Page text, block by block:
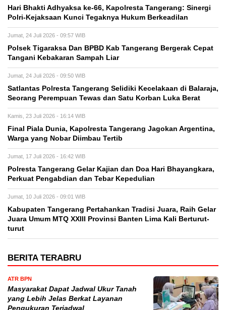
Hari Bhakti Adhyaksa ke-66, Kapolresta Tangerang: Sinergi
Polri-Kejaksaan Kunci Tegaknya Hukum Berkeadilan
Jumat, 24 Juli 2026 - 09:57 WIB
Polsek Tigaraksa Dan BPBD Kab Tangerang Bergerak Cepat
Tangani Kebakaran Sampah Liar
Jumat, 24 Juli 2026 - 09:50 WIB
Satlantas Polresta Tangerang Selidiki Kecelakaan di Balaraja,
Seorang Perempuan Tewas dan Satu Korban Luka Berat
Kamis, 23 Juli 2026 - 16:14 WIB
Final Piala Dunia, Kapolresta Tangerang Jagokan Argentina,
Warga yang Nobar Diimbau Tertib
Jumat, 17 Juli 2026 - 16:42 WIB
Polresta Tangerang Gelar Kajian dan Doa Hari Bhayangkara,
Perkuat Pengabdian dan Tebar Kepedulian
Jumat, 10 Juli 2026 - 09:01 WIB
Kabupaten Tangerang Pertahankan Tradisi Juara, Raih Gelar
Juara Umum MTQ XXIII Provinsi Banten Lima Kali Berturut-
turut
BERITA TERABRU
ATR BPN
Masyarakat Dapat Jadwal Ukur Tanah
yang Lebih Jelas Berkat Layanan
Pengukuran Terjadwal